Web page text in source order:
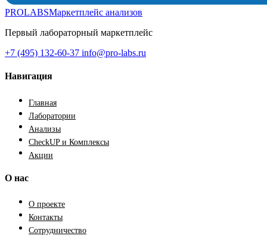
PROLABSМаркетплейс анализов
Первый лабораторный маркетплейс
+7 (495) 132-60-37 info@pro-labs.ru
Навигация
Главная
Лаборатории
Анализы
CheckUP и Комплексы
Акции
О нас
О проекте
Контакты
Сотрудничество